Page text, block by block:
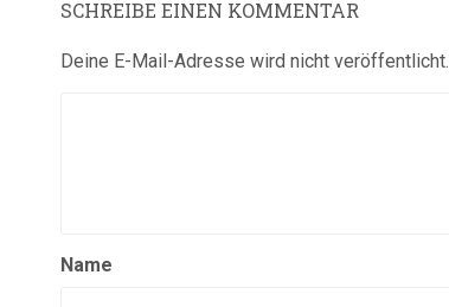
SCHREIBE EINEN KOMMENTAR
Deine E-Mail-Adresse wird nicht veröffentlicht.
Name